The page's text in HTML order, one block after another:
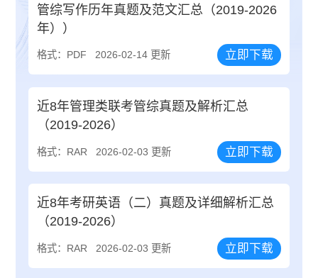
管综写作历年真题及范文汇总（2019-2026
年））
格式：PDF 2026-02-14 更新 立即下载
近8年管理类联考管综真题及解析汇总
（2019-2026）
格式：RAR 2026-02-03 更新 立即下载
近8年考研英语（二）真题及详细解析汇总
（2019-2026）
格式：RAR 2026-02-03 更新 立即下载